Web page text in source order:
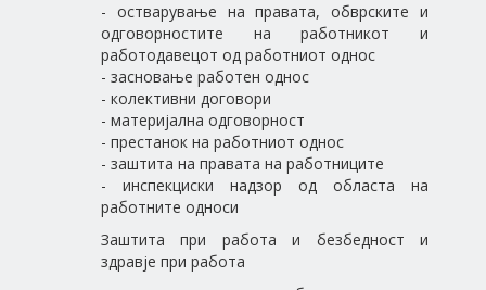
- остварување на правата, обврските и
одговорностите на работникот и
работодавецот од работниот однос
- засновање работен однос
- колективни договори
- материјална одговорност
- престанок на работниот однос
- заштита на правата на работниците
- инспекциски надзор од областа на
работните односи
Заштита при работа и безбедност и
здравје при работа